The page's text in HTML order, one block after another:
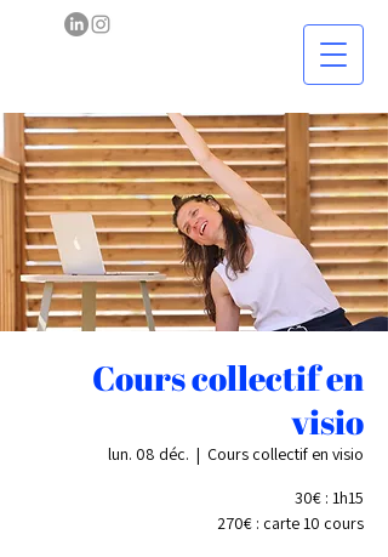
Cours collectif en
visio
lun. 08 déc.
  |
Cours collectif en visio
30€ : 1h15
270€ : carte 10 cours